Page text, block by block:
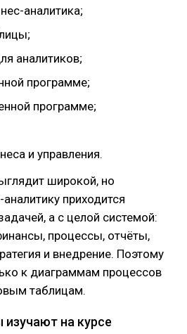
аналитика;
аналитиков;
программе;
программе;
и управления.
широкой, но
приходится
а с целой системой:
процессы, отчёты,
и внедрение. Поэтому
к диаграммам процессов
таблицам.
на курсе